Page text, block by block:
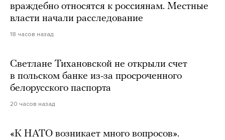
враждебно относятся к россиянам. Местные
власти начали расследование
18 часов назад
Светлане Тихановской не открыли счет
в польском банке из-за просроченного
белорусского паспорта
20 часов назад
«К НАТО возникает много вопросов».